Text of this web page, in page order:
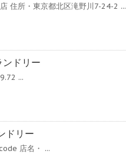
住所・東京都北区滝野川7-24-2 ...
ドリー
...
ドリー
店名・ ...